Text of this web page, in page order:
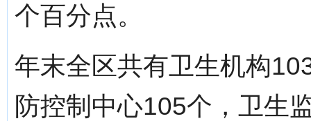
个百分点。
年末全区共有卫生机构
防控制中心105个，卫生